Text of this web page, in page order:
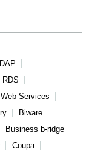
RDS
Services
Biware
Business b-ridge
Coupa